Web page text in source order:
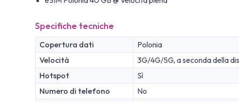
Specifiche tecniche
Copertura dati
Polonia
Velocità
3G/4G/5G, a seconda della
Hotspot
Sì
Numero di telefono
No